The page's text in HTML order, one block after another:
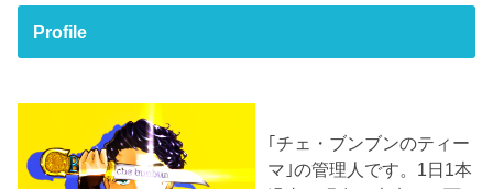
Profile
｢チェ・ブンブンのティー
マ｣の管理人です。1日1本